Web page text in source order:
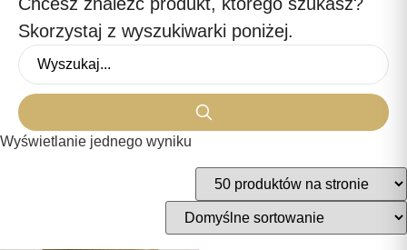
Skorzystaj z wyszukiwarki poniżej.
Wyświetlanie jednego wyniku